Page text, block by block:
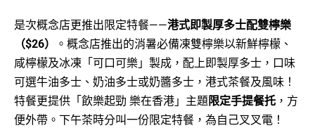
是次概念店更推出限定特餐——港式即製厚多士配雙檸樂
（$26）
。概念店推出的消暑必備凍雙檸樂以新鮮檸檬、
咸檸檬及冰凍「可口可樂」製成，配上即製厚多士，口味
可選牛油多士、奶油多士或奶醬多士，港式茶餐及風味！
特餐更提供「飲樂起勁 樂在香港」主題限定手提餐托 ，方
便外帶。下午茶時分叫一份限定特餐，為自己叉叉電！